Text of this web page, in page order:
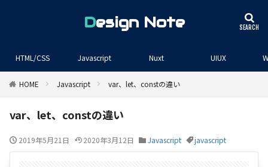
Design Note
HTML/CSS Javascript Nuxt UIUX
HOME Javascript var、let、constの違い
var、let、constの違い
2019年5月21日 2020年3月12日 Javascript javascript